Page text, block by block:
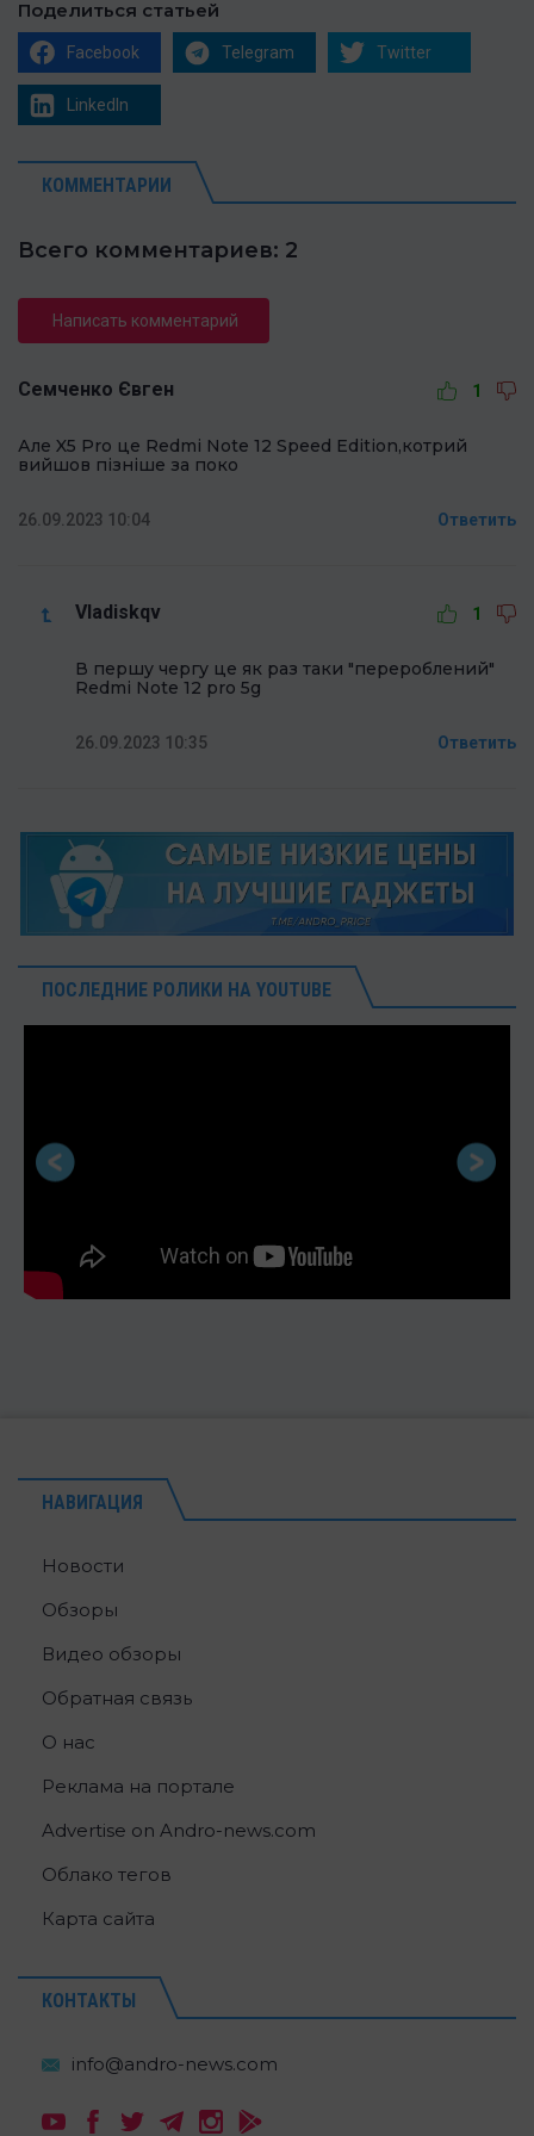
Поделиться статьей
Facebook Telegram Twitter
LinkedIn
КОММЕНТАРИИ
Всего комментариев: 2
Написать комментарий
Семченко Євген 1
Але X5 Pro це Redmi Note 12 Speed Edition,котрий
вийшов пізніше за поко
26.09.2023 10:04 Ответить
Vladiskqv 1
В першу чергу це як раз таки "перероблений"
Redmi Note 12 pro 5g
26.09.2023 10:35 Ответить
ПОСЛЕДНИЕ РОЛИКИ НА YOUTUBE
НАВИГАЦИЯ
Новости
Обзоры
Видео обзоры
Обратная связь
О нас
Реклама на портале
Advertise on Andro-news.com
Облако тегов
Карта сайта
КОНТАКТЫ